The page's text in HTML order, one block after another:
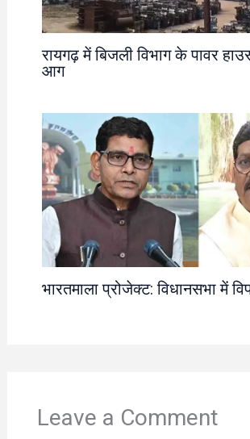
रायगढ़ में बिजली विभाग के पावर
आग
भारतमाला प्रोजेक्ट: विधानसभा में
Leave a Comment